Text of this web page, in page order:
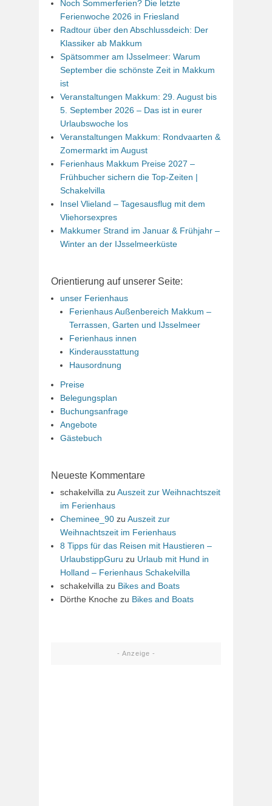
Noch Sommerferien? Die letzte
Ferienwoche 2026 in Friesland
Radtour über den Abschlussdeich: Der
Klassiker ab Makkum
Spätsommer am IJsselmeer: Warum
September die schönste Zeit in Makkum
ist
Veranstaltungen Makkum: 29. August bis
5. September 2026 – Das ist in eurer
Urlaubswoche los
Veranstaltungen Makkum: Rondvaarten &
Zomermarkt im August
Ferienhaus Makkum Preise 2027 –
Frühbucher sichern die Top-Zeiten |
Schakelvilla
Insel Vlieland – Tagesausflug mit dem
Vliehorsexpres
Makkumer Strand im Januar & Frühjahr –
Winter an der IJsselmeerküste
Orientierung auf unserer Seite:
unser Ferienhaus
Ferienhaus Außenbereich Makkum –
Terrassen, Garten und IJsselmeer
Ferienhaus innen
Kinderausstattung
Hausordnung
Preise
Belegungsplan
Buchungsanfrage
Angebote
Gästebuch
Neueste Kommentare
schakelvilla zu Auszeit zur Weihnachtszeit
im Ferienhaus
Cheminee_90 zu Auszeit zur
Weihnachtszeit im Ferienhaus
8 Tipps für das Reisen mit Haustieren –
UrlaubstippGuru zu Urlaub mit Hund in
Holland – Ferienhaus Schakelvilla
schakelvilla zu Bikes and Boats
Dörthe Knoche zu Bikes and Boats
- Anzeige -